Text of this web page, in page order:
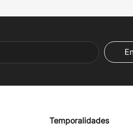
Temporalidades